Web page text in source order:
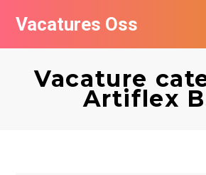
Vacatures Oss
Vacature
Artiflex